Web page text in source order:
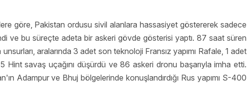
göre, Pakistan ordusu sivil alanlara hassasiyet göstererek sadece
ve bu süreçte adeta bir askeri gövde gösterisi yaptı. 87 saat süren
aralarında 3 adet son teknoloji Fransız yapımı Rafale, 1 adet
savaş uçağını düşürdü ve 86 askeri dronu başarıyla imha etti.
Adampur ve Bhuj bölgelerinde konuşlandırdığı Rus yapımı S-400